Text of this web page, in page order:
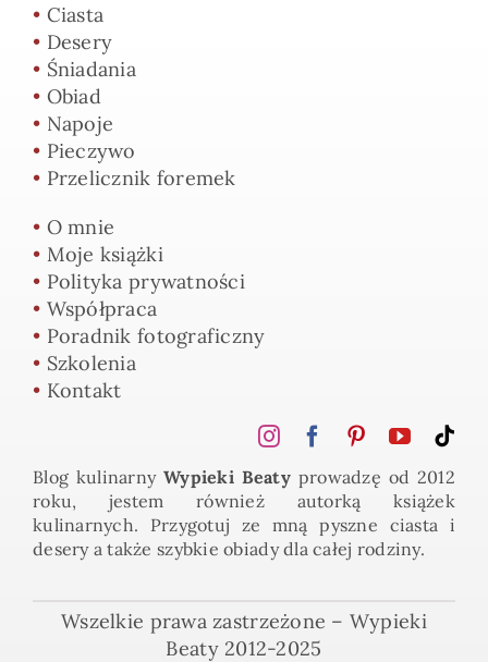
• Ciasta
• Desery
• Śniadania
• Obiad
• Napoje
• Pieczywo
• Przelicznik foremek
• O mnie
• Moje książki
• Polityka prywatności
• Współpraca
• Poradnik fotograficzny
• Szkolenia
• Kontakt
Blog kulinarny Wypieki Beaty prowadzę od 2012
roku, jestem również autorką książek
kulinarnych. Przygotuj ze mną pyszne ciasta i
desery a także szybkie obiady dla całej rodziny.
Wszelkie prawa zastrzeżone – Wypieki
Beaty 2012-2025